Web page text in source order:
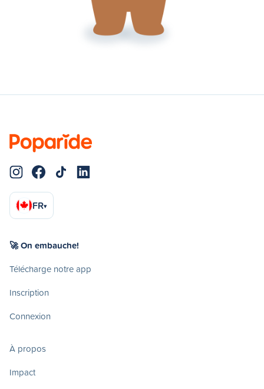
FR▾
🚀 On embauche!
Télécharge notre app
Inscription
Connexion
À propos
Impact